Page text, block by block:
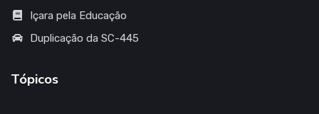
Içara pela Educação
Duplicação da SC-445
Tópicos